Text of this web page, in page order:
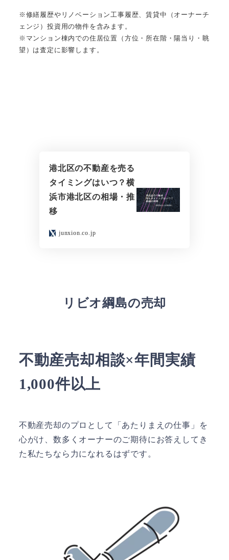
※修繕履歴やリノベーション工事履歴、賃貸中（オーナーチ
ェンジ）投資用の物件を含みます。
※マンション棟内での住居位置（方位・所在階・陽当り・眺
望）は査定に影響します。
港北区の不動産を売る
タイミングはいつ？横
浜市港北区の相場・推
移
junxion.co.jp
リビオ綱島の売却
不動産売却相談×年間実績
1,000件以上
不動産売却のプロとして「あたりまえの仕事」を
心がけ、数多くオーナーのご期待にお答えしてき
た私たちなら力になれるはずです。